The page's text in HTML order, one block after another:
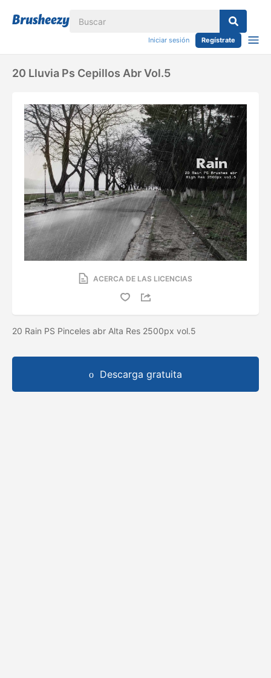
Iniciar sesión Regístrate
20 Lluvia Ps Cepillos Abr Vol.5
ACERCA DE LAS LICENCIAS
20 Rain PS Pinceles abr Alta Res 2500px vol.5
Descarga gratuita